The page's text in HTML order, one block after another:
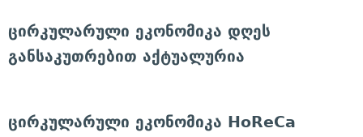
ცირკულარული ეკონომიკა დღეს
განსაკუთრებით აქტუალურია
ცირკულარული ეკონომიკა HoReCa